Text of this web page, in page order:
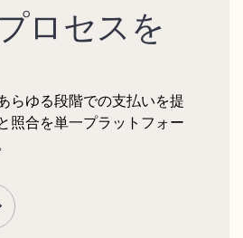
ロセスを
らゆる段階での支払いを提
照合を単一プラットフォー